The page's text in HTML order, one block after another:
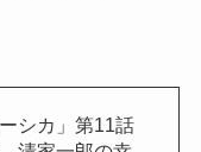
シカ」第11話